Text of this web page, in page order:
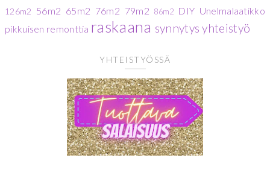
126m2 56m2 65m2 76m2 79m2 86m2 DIY Unelmalaatikko
pikkuisen remonttia raskaana synnytys yhteistyö
YHTEISTYÖSSÄ